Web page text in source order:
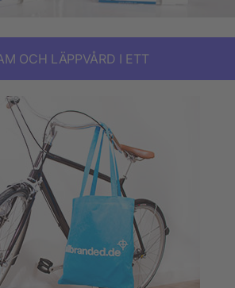
OCH LÄPPVÅRD I ETT